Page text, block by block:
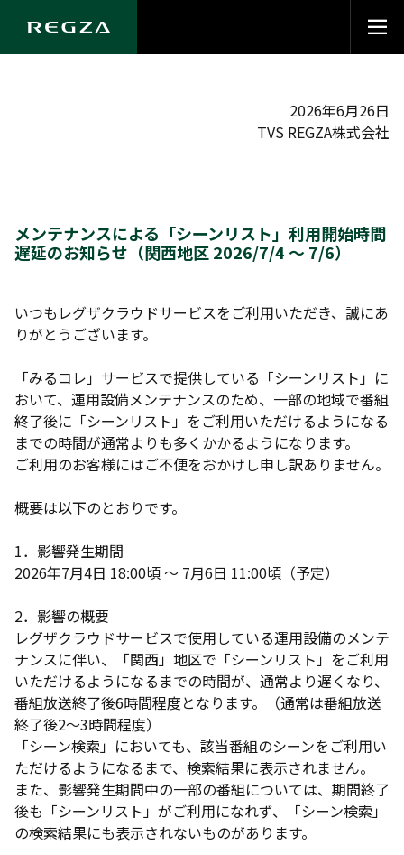
2026年6月26日
TVS REGZA株式会社
メンテナンスによる「シーンリスト」利用開始時間
遅延のお知らせ（関西地区 2026/7/4 ～ 7/6）
いつもレグザクラウドサービスをご利用いただき、誠にあ
りがとうございます。
「みるコレ」サービスで提供している「シーンリスト」に
おいて、運用設備メンテナンスのため、一部の地域で番組
終了後に「シーンリスト」をご利用いただけるようになる
までの時間が通常よりも多くかかるようになります。
ご利用のお客様にはご不便をおかけし申し訳ありません。
概要は以下のとおりです。
1．影響発生期間
2026年7月4日 18:00頃 ～ 7月6日 11:00頃（予定）
2．影響の概要
レグザクラウドサービスで使用している運用設備のメンテ
ナンスに伴い、「関西」地区で「シーンリスト」をご利用
いただけるようになるまでの時間が、通常より遅くなり、
番組放送終了後6時間程度となります。（通常は番組放送
終了後2～3時間程度）
「シーン検索」においても、該当番組のシーンをご利用い
ただけるようになるまで、検索結果に表示されません。
また、影響発生期間中の一部の番組については、期間終了
後も「シーンリスト」がご利用になれず、「シーン検索」
の検索結果にも表示されないものがあります。